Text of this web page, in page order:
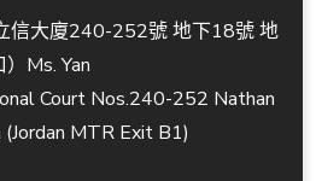
信大廈240-252號 地下18號 地
Ms. Yan
Court Nos.240-252 Nathan
(Jordan MTR Exit B1)